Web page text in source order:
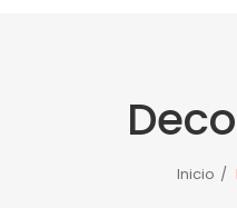
Inicio /